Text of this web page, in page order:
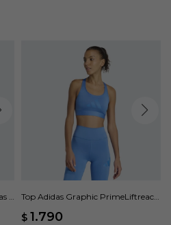
-
Top Adidas Graphic PrimeLiftreact
$ 1.790